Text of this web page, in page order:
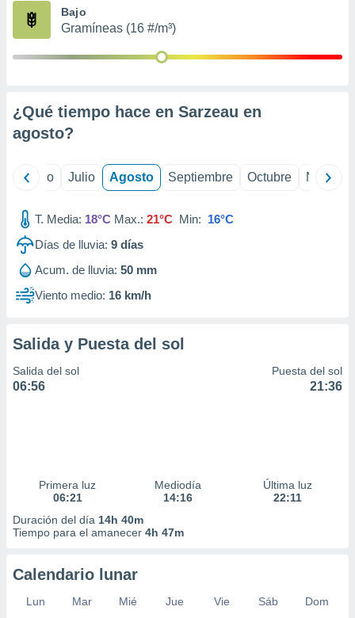
publicidad
1199
Bajo
Gramíneas (16 #/m³)
¿Qué tiempo hace en Sarzeau en
agosto?
Junio Julio Agosto Septiembre Octubre
T. Media: 18°C Max.: 21°C Min: 16°C
Días de lluvia: 9 días
Acum. de lluvia: 50 mm
Viento medio: 16 km/h
Salida y Puesta del sol
Salida del sol
06:56
Puesta del sol
21:36
Primera luz
06:21
Mediodía
14:16
Última luz
22:11
Duración del día 14h 40m
Tiempo para el amanecer 4h 47m
Calendario lunar
Lun Mar Mié Jue Vie Sáb
Dom